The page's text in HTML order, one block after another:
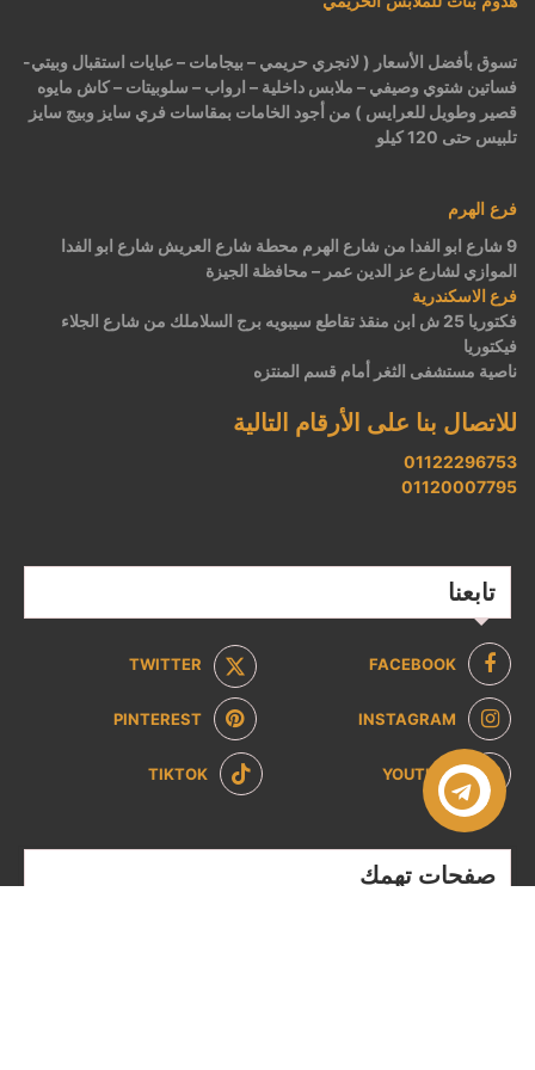
تسوق بأفضل الأسعار ( لانجري حريمي – بيجامات – عبايات استقبال وبيتي-
فساتين شتوي وصيفي – ملابس داخلية – ارواب – سلوبيتات – كاش مايوه
قصير وطويل للعرايس ) من أجود الخامات بمقاسات فري سايز وبيج سايز
تلبيس حتى 120 كيلو
فرع الهرم
9 شارع ابو الفدا من شارع الهرم محطة شارع العريش شارع ابو الفدا
الموازي لشارع عز الدين عمر – محافظة الجيزة
فرع الاسكندرية
فكتوريا 25 ش ابن منقذ تقاطع سيبويه برج السلاملك من شارع الجلاء
فيكتوريا
ناصية مستشفى الثغر أمام قسم المنتزه
للاتصال بنا على الأرقام التالية
01122296753
01120007795
تابعنا
FACEBOOK
TWITTER
INSTAGRAM
PINTEREST
YOUTUBE
TIKTOK
صفحات تهمك